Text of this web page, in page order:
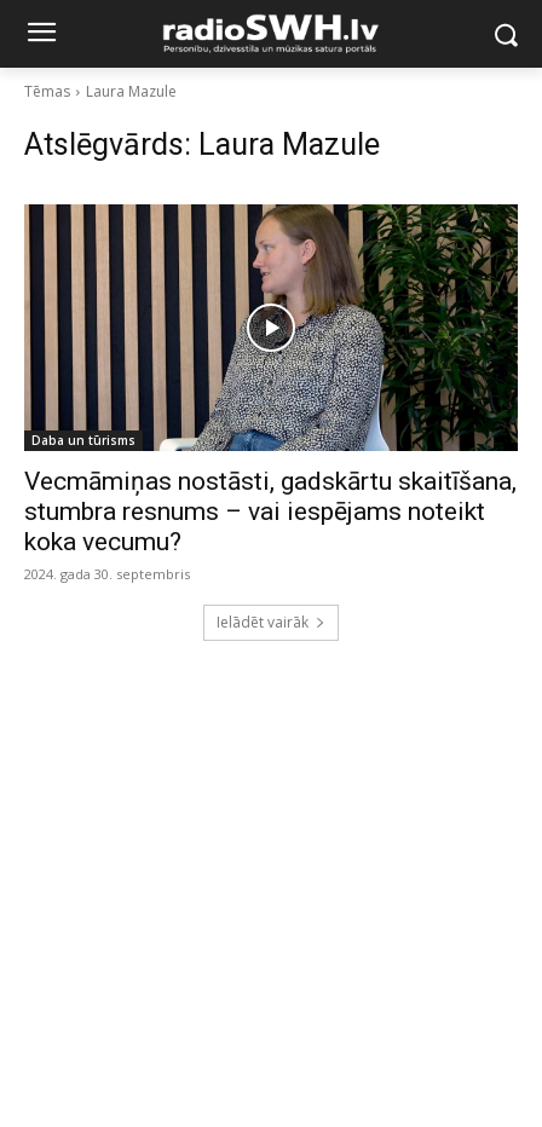
Tēmas Laura Mazule
Atslēgvārds: Laura Mazule
Daba un tūrisms
Vecmāmiņas nostāsti, gadskārtu skaitīšana,
stumbra resnums – vai iespējams noteikt
koka vecumu?
2024. gada 30. septembris
Ielādēt vairāk